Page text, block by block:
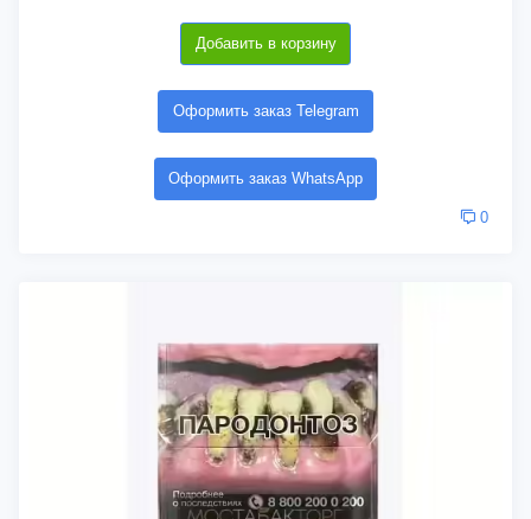
Добавить в корзину
Оформить заказ Telegram
Оформить заказ WhatsApp
0